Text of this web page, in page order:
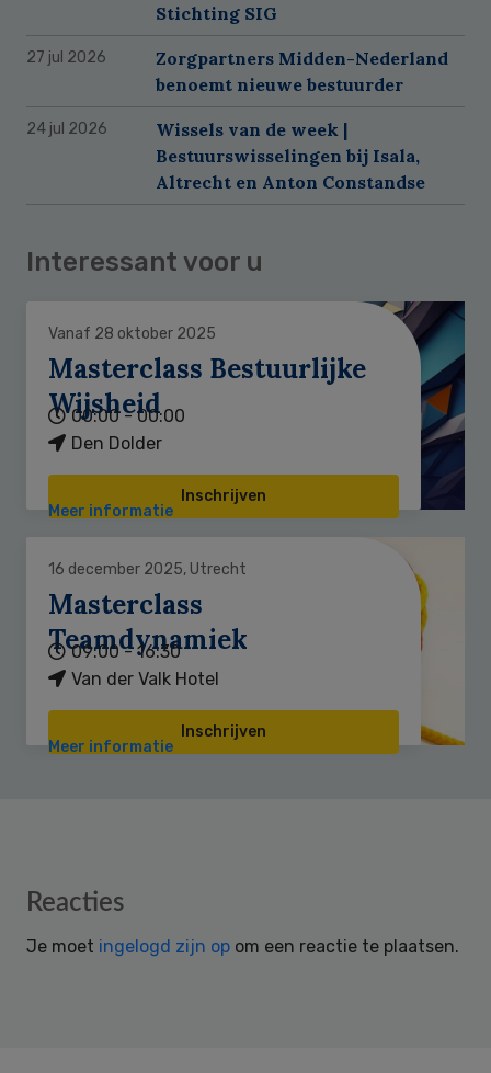
Stichting SIG
27 jul 2026
Zorgpartners Midden-Nederland
benoemt nieuwe bestuurder
24 jul 2026
Wissels van de week |
Bestuurswisselingen bij Isala,
Altrecht en Anton Constandse
Interessant voor u
Vanaf 28 oktober 2025
Masterclass Bestuurlijke
Wijsheid
00:00 - 00:00
Den Dolder
Inschrijven
Meer informatie
16 december 2025, Utrecht
Masterclass
Teamdynamiek
09:00 - 16:30
Van der Valk Hotel
Inschrijven
Meer informatie
Reader
Reacties
Je moet ingelogd zijn op om een reactie te plaatsen.